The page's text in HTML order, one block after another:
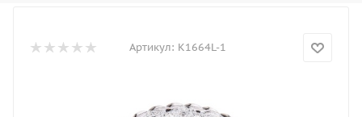
Артикул: K1664L-1